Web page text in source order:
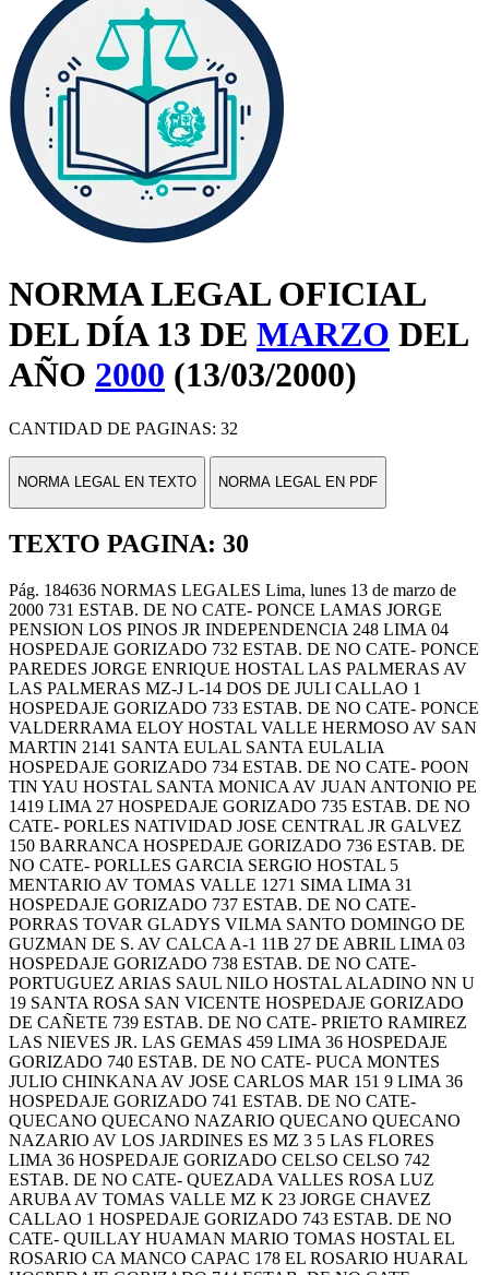
NORMA LEGAL OFICIAL
DEL DÍA 13 DE MARZO DEL
AÑO 2000 (13/03/2000)
CANTIDAD DE PAGINAS: 32
NORMA LEGAL EN TEXTO NORMA LEGAL EN PDF
TEXTO PAGINA: 30
Pág. 184636 NORMAS LEGALES Lima, lunes 13 de marzo de
2000 731 ESTAB. DE NO CATE- PONCE LAMAS JORGE
PENSION LOS PINOS JR INDEPENDENCIA 248 LIMA 04
HOSPEDAJE GORIZADO 732 ESTAB. DE NO CATE- PONCE
PAREDES JORGE ENRIQUE HOSTAL LAS PALMERAS AV
LAS PALMERAS MZ-J L-14 DOS DE JULI CALLAO 1
HOSPEDAJE GORIZADO 733 ESTAB. DE NO CATE- PONCE
VALDERRAMA ELOY HOSTAL VALLE HERMOSO AV SAN
MARTIN 2141 SANTA EULAL SANTA EULALIA
HOSPEDAJE GORIZADO 734 ESTAB. DE NO CATE- POON
TIN YAU HOSTAL SANTA MONICA AV JUAN ANTONIO PE
1419 LIMA 27 HOSPEDAJE GORIZADO 735 ESTAB. DE NO
CATE- PORLES NATIVIDAD JOSE CENTRAL JR GALVEZ
150 BARRANCA HOSPEDAJE GORIZADO 736 ESTAB. DE
NO CATE- PORLLES GARCIA SERGIO HOSTAL 5
MENTARIO AV TOMAS VALLE 1271 SIMA LIMA 31
HOSPEDAJE GORIZADO 737 ESTAB. DE NO CATE-
PORRAS TOVAR GLADYS VILMA SANTO DOMINGO DE
GUZMAN DE S. AV CALCA A-1 11B 27 DE ABRIL LIMA 03
HOSPEDAJE GORIZADO 738 ESTAB. DE NO CATE-
PORTUGUEZ ARIAS SAUL NILO HOSTAL ALADINO NN U
19 SANTA ROSA SAN VICENTE HOSPEDAJE GORIZADO
DE CAÑETE 739 ESTAB. DE NO CATE- PRIETO RAMIREZ
LAS NIEVES JR. LAS GEMAS 459 LIMA 36 HOSPEDAJE
GORIZADO 740 ESTAB. DE NO CATE- PUCA MONTES
JULIO CHINKANA AV JOSE CARLOS MAR 151 9 LIMA 36
HOSPEDAJE GORIZADO 741 ESTAB. DE NO CATE-
QUECANO QUECANO NAZARIO QUECANO QUECANO
NAZARIO AV LOS JARDINES ES MZ 3 5 LAS FLORES
LIMA 36 HOSPEDAJE GORIZADO CELSO CELSO 742
ESTAB. DE NO CATE- QUEZADA VALLES ROSA LUZ
ARUBA AV TOMAS VALLE MZ K 23 JORGE CHAVEZ
CALLAO 1 HOSPEDAJE GORIZADO 743 ESTAB. DE NO
CATE- QUILLAY HUAMAN MARIO TOMAS HOSTAL EL
ROSARIO CA MANCO CAPAC 178 EL ROSARIO HUARAL